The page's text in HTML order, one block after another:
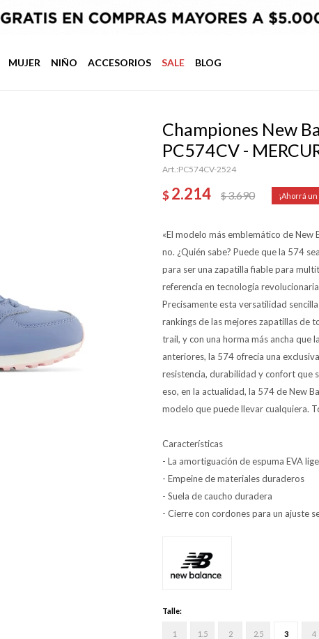
MUJER NIÑO ACCESORIOS SALE BLOG
Championes New
PC574CV -
PC574CV-2524
$2.214 $3.690
«El modelo más emblemático de New
no. ¿Quién sabe? Puede que la 574
para ser una zapatilla fiable para
referencia en tecnología
Precisamente esta versatilidad
rankings de las mejores zapatillas de
trail, y con una horma más ancha que
anteriores, la 574 ofrecía una
resistencia, durabilidad y confort que
eso, en la actualidad, la 574 de New
modelo que puede llevar cualquiera.
Características
- La amortiguación de espuma EVA
- Empeine de materiales duraderos
- Suela de caucho duradera
- Cierre con cordones para un ajuste
Talle:
1 1.5 2 2.5 3 4